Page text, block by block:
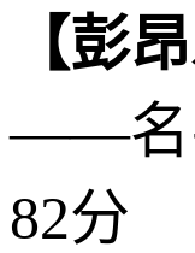
【彭
——名
82分